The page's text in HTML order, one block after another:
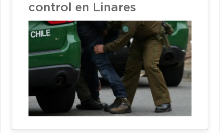
control en Linares